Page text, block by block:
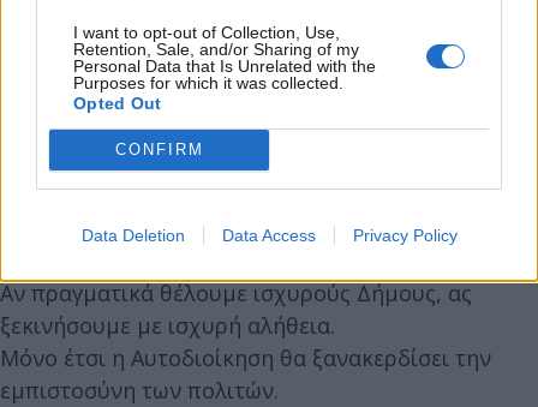
I want to opt-out of Collection, Use,
Retention, Sale, and/or Sharing of my
Personal Data that Is Unrelated with the
Purposes for which it was collected.
Opted Out
CONFIRM
Data Deletion Data Access Privacy Policy
Όταν η Διοίκηση κάνει πολιτική μόνο με δημόσιες
σχέσεις τα προβλήματα δεν λύνονται, απλώς
μετατρέπονται σε ωραίες φωτογραφίες.
Η πρόοδος απαιτεί αλήθεια, καθαρό λόγο και
πράξεις με ουσία.
Αν πραγματικά θέλουμε ισχυρούς Δήμους, ας
ξεκινήσουμε με ισχυρή αλήθεια.
Μόνο έτσι η Αυτοδιοίκηση θα ξανακερδίσει την
εμπιστοσύνη των πολιτών.